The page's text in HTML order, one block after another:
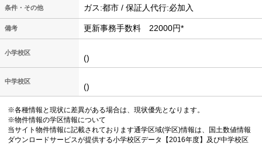
条件・その他 ガス:都市 / 保証人代行:必加入
備考 更新事務手数料 22000円*
小学校区
()
中学校区
()
※各種情報と現状に差異がある場合は、現状優先となります。
※物件情報の学区情報について
当サイト物件情報に記載されております通学区域(学区)情報は、国土数値情報
ダウンロードサービスが提供する小学校区データ【2016年度】及び中学校区